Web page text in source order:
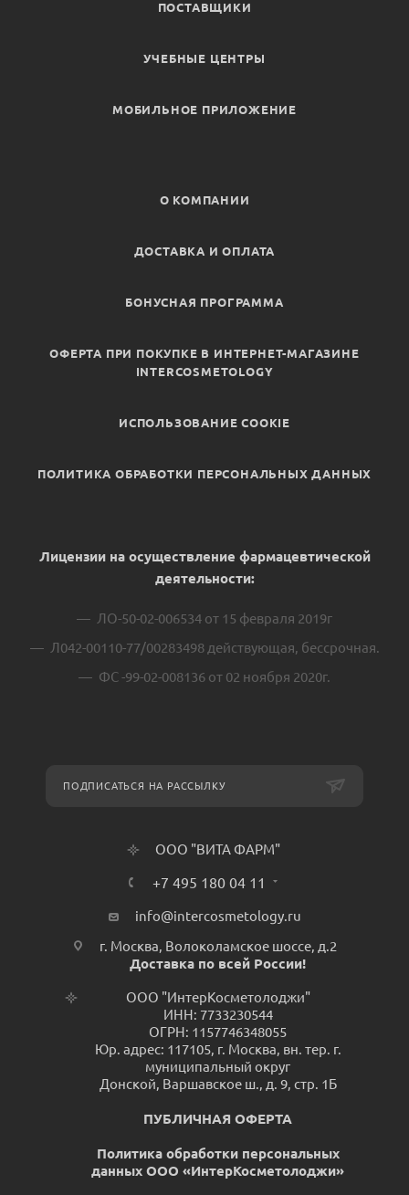
ПОСТАВЩИКИ
УЧЕБНЫЕ ЦЕНТРЫ
МОБИЛЬНОЕ ПРИЛОЖЕНИЕ
О КОМПАНИИ
ДОСТАВКА И ОПЛАТА
БОНУСНАЯ ПРОГРАММА
ОФЕРТА ПРИ ПОКУПКЕ В ИНТЕРНЕТ-МАГАЗИНЕ
INTERCOSMETOLOGY
ИСПОЛЬЗОВАНИЕ COOKIE
ПОЛИТИКА ОБРАБОТКИ ПЕРСОНАЛЬНЫХ ДАННЫХ
Лицензии на осуществление фармацевтической
деятельности:
ЛО-50-02-006534 от 15 февраля 2019г
Л042-00110-77/00283498 действующая, бессрочная.
ФС -99-02-008136 от 02 ноября 2020г.
ПОДПИСАТЬСЯ НА РАССЫЛКУ
ООО "ВИТА ФАРМ"
+7 495 180 04 11
info@intercosmetology.ru
г. Москва, Волоколамское шоссе, д.2
Доставка по всей России!
ООО "ИнтерКосметолоджи"
ИНН: 7733230544
ОГРН: 1157746348055
Юр. адрес: 117105, г. Москва, вн. тер. г.
муниципальный округ
Донской, Варшавское ш., д. 9, стр. 1Б
ПУБЛИЧНАЯ ОФЕРТА
Политика обработки персональных
данных ООО «ИнтерКосметолоджи»